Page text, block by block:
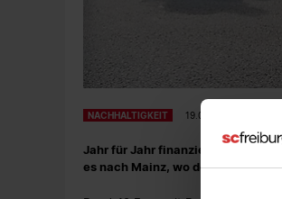
NACHHALTIGKEIT 19.03.2025
Jahr für Jahr finanziert der SC
es nach Mainz, wo der Sport-